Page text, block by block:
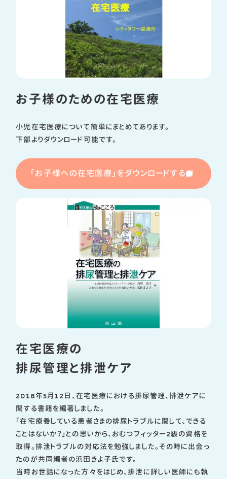
お子様のための在宅医療
小児在宅医療について簡単にまとめてあります。
下部よりダウンロード可能です。
「お子様への在宅医療」をダウンロードする
在宅医療の
排尿管理と排泄ケア
2018年5月12日、在宅医療における排尿管理、排泄ケアに
関する書籍を編著しました。
「在宅療養している患者さまの排尿トラブルに関して、できる
ことはないか？」との思いから、おむつフィッター2級の資格を
取得。排泄トラブルの対応法を勉強しました。その時に出会っ
たのが共同編者の浜田きよ子氏です。
当時お世話になった方々をはじめ、排泄に詳しい医師にも執